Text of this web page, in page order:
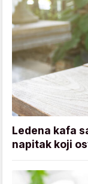
Ledena kafa
napitak koji